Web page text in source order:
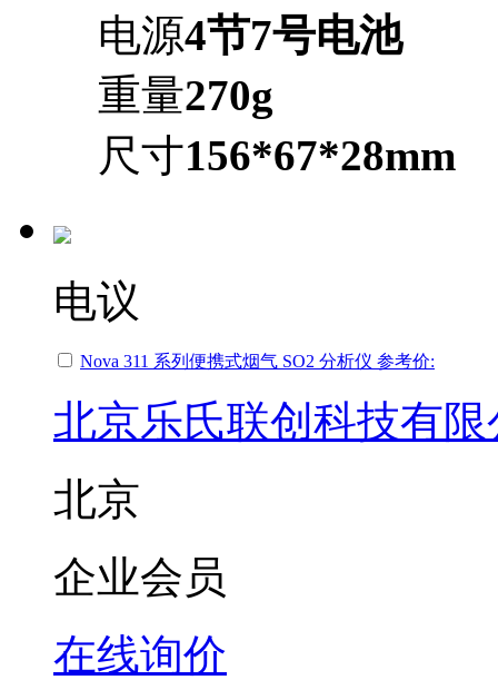
电源4节7号电池
重量270g
尺寸156*67*28mm
电议
Nova 311 系列便携式烟气 SO2 分析仪 参考价:
北京乐氏联创科技有限
北京
企业会员
在线询价